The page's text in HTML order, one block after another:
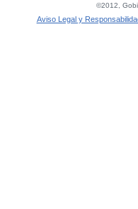
©2012,
Aviso Legal y